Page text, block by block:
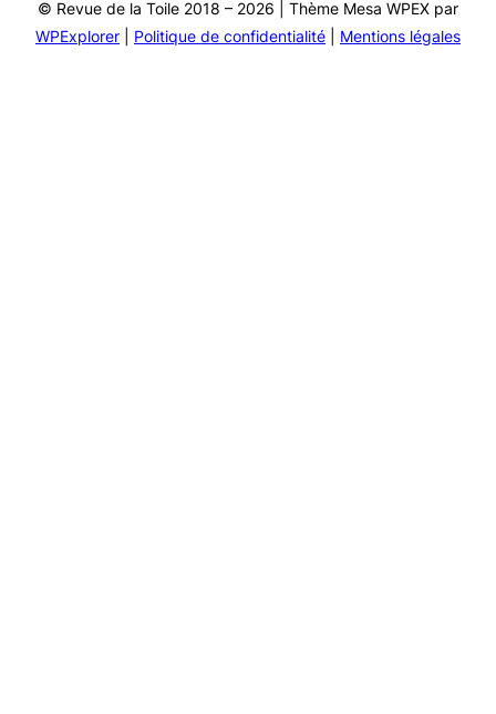
© Revue de la Toile 2018 – 2026 | Thème Mesa WPEX par
WPExplorer
Politique de confidentialité Mentions légales